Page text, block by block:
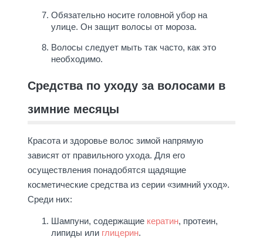
Обязательно носите головной убор на
улице. Он защит волосы от мороза.
Волосы следует мыть так часто, как это
необходимо.
Средства по уходу за волосами в
зимние месяцы
Красота и здоровье волос зимой напрямую
зависят от правильного ухода. Для его
осуществления понадобятся щадящие
косметические средства из серии «зимний уход».
Среди них:
Шампуни, содержащие кератин, протеин,
липиды или глицерин.